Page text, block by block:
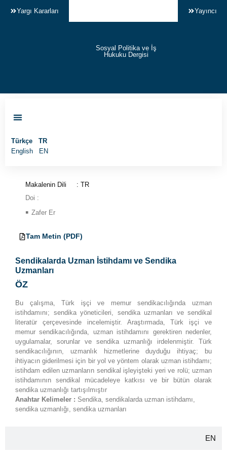
Yargı Kararları Yayıncı
Sosyal Politika ve İş
Hukuku Dergisi
Türkçe
TR
English
EN
Makalenin Dili
: TR
Doi :
Tam Metin (PDF)
Zafer Er
EN
Sendikalarda Uzman İstihdamı ve Sendika
Uzmanları
ÖZ
Bu çalışma, Türk işçi ve memur sendikacılığında uzman
istihdamını; sendika yöneticileri, sendika uzmanları ve sendikal
literatür çerçevesinde incelemiştir. Araştırmada, Türk işçi ve
memur sendikacılığında, uzman istihdamını gerektiren nedenler,
uygulamalar, sorunlar ve sendika uzmanlığı irdelenmiştir. Türk
sendikacılığının, uzmanlık hizmetlerine duyduğu ihtiyaç; bu
ihtiyacın giderilmesi için bir yol ve yöntem olarak uzman istihdamı;
istihdam edilen uzmanların sendikal işleyişteki yeri ve rolü; uzman
istihdamının sendikal mücadeleye katkısı ve bir bütün olarak
sendika uzmanlığı tartışılmıştır
Anahtar Kelimeler : Sendika, sendikalarda uzman istihdamı,
sendika uzmanlığı, sendika uzmanları